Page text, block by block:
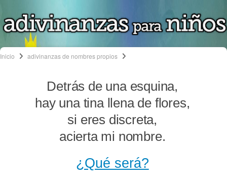
Inicio adivinanzas de nombres propios
Detrás de una esquina,
hay una tina llena de flores,
si eres discreta,
acierta mi nombre.
¿Qué será?